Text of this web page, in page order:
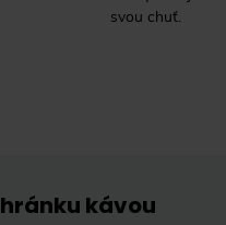
svou chuť.
kávou